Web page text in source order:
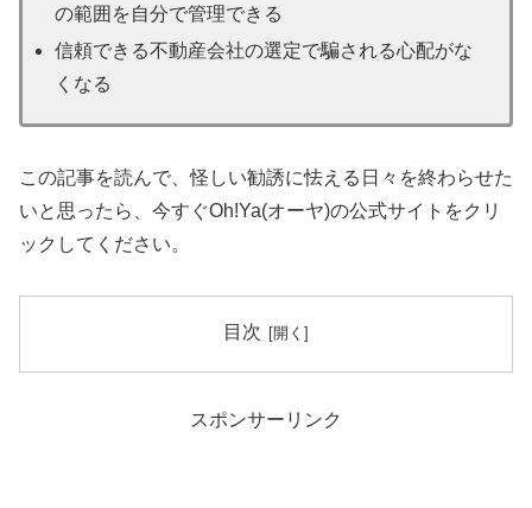
の範囲を自分で管理できる
信頼できる不動産会社の選定で騙される心配がな
くなる
この記事を読んで、怪しい勧誘に怯える日々を終わらせた
いと思ったら、今すぐOh!Ya(オーヤ)の公式サイトをクリ
ックしてください。
目次
スポンサーリンク